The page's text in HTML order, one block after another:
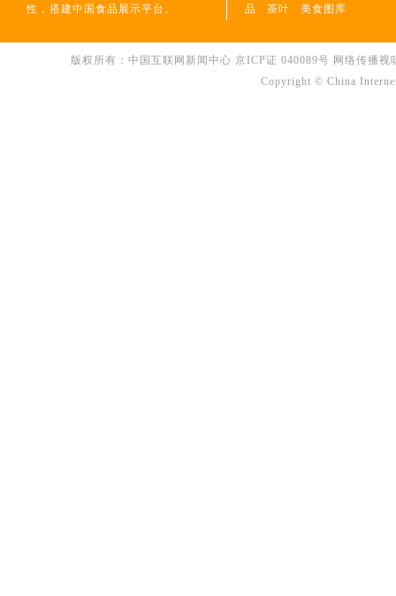
性，搭建中国食品展示平台。
品
茶叶 美食图库
版权所有：中国互联网新闻中心 京ICP证 040089号 网络传播
Copyright © China